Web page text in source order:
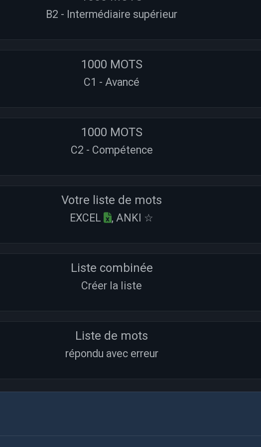
B2 - Intermédiaire supérieur
1000 MOTS
C1 - Avancé
1000 MOTS
C2 - Compétence
Votre liste de mots
EXCEL , ANKI ☆
Liste combinée
Créer la liste
Liste de mots
répondu avec erreur